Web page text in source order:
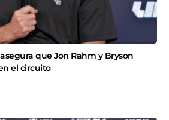
asegura que Jon Rahm y Bryson
el circuito